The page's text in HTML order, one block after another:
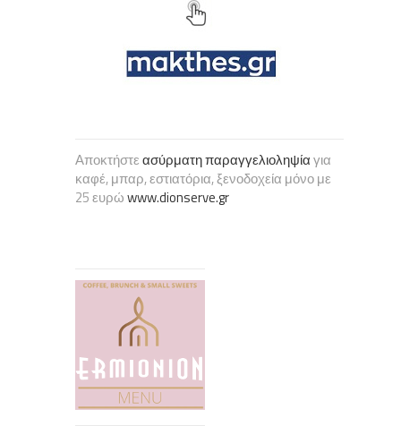
Αποκτήστεασύρματη παραγγελιοληψίαγια
καφέ, μπαρ, εστιατόρια, ξενοδοχεία μόνο με
25 ευρώwww.dionserve.gr